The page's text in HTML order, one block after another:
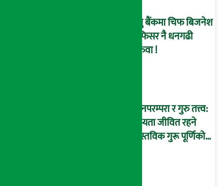
प्रभु बैंकमा चिफ बिजनेश
अफिसर नै धनगढी
सरुवा !
ज्ञानपरम्परा र गुरु तत्त्व:
सभ्यता जीवित रहने
वास्तविक गुरू पूर्णिको